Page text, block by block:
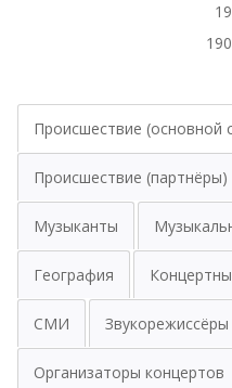
Происшествие (основной
Происшествие (партнёры)
Музыканты
География
СМИ Звукорежиссёры
Организаторы концертов